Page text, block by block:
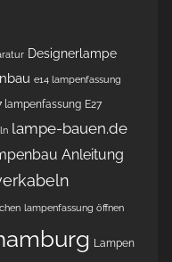
Designerlampe
e14 lampenfassung
lampenfassung E27
lampe-bauen.de
Anleitung
lampenfassung öffnen
Lampen